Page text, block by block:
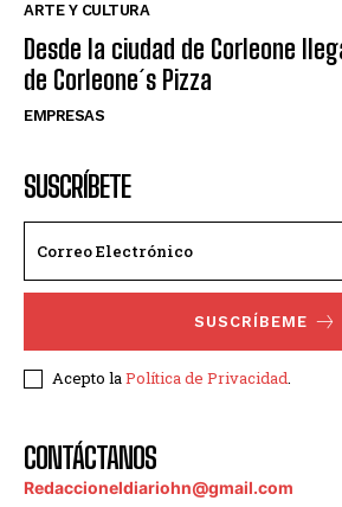
ARTE Y CULTURA
Desde la ciudad de Corleone
de Corleone´s Pizza
EMPRESAS
SUSCRÍBETE
SUSCRÍBEME
Acepto laPolítica de Privacidad.
CONTÁCTANOS
Redaccioneldiariohn@gmail.com